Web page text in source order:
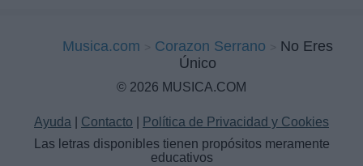
Musica.com Corazon Serrano
No Eres
Único
© 2026 MUSICA.COM
Ayuda Contacto
Política de Privacidad y Cookies
Las letras disponibles tienen propósitos meramente
educativos